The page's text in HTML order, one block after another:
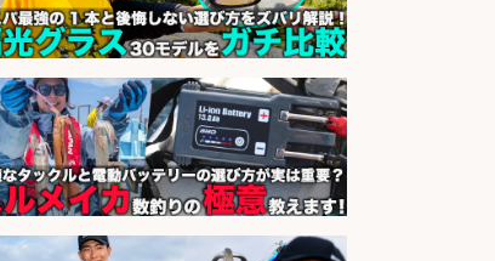
sponsored by 求人ボックス
神戸市北区エリア/フォークリフト/
釣り具/配送センター
会社名 株式会社S.vision
sponsored by 求人ボックス
精肉・青果・鮮魚販売/「志布志